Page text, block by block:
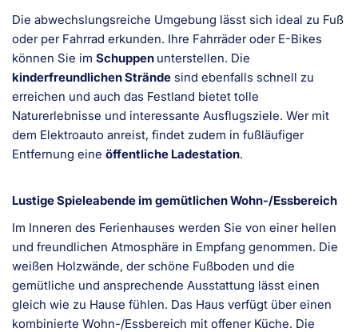
Die abwechslungsreiche Umgebung lässt sich ideal zu Fuß
oder per Fahrrad erkunden. Ihre Fahrräder oder E-Bikes
können Sie im Schuppen unterstellen. Die
kinderfreundlichen Strände sind ebenfalls schnell zu
erreichen und auch das Festland bietet tolle
Naturerlebnisse und interessante Ausflugsziele. Wer mit
dem Elektroauto anreist, findet zudem in fußläufiger
Entfernung eine öffentliche Ladestation.
Lustige Spieleabende im gemütlichen Wohn-/Essbereich
Im Inneren des Ferienhauses werden Sie von einer hellen
und freundlichen Atmosphäre in Empfang genommen. Die
weißen Holzwände, der schöne Fußboden und die
gemütliche und ansprechende Ausstattung lässt einen
gleich wie zu Hause fühlen. Das Haus verfügt über einen
kombinierte Wohn-/Essbereich mit offener Küche. Die